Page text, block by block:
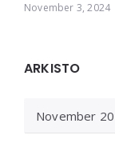
November 3, 2024
ARKISTO